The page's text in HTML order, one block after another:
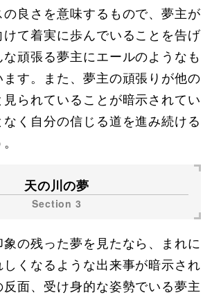
良さを意味するもので、夢主が
て着実に歩んでいることを告げ
頑張る夢主にエールのようなも
す。また、夢主の頑張りが他の
られていることが暗示されてい
なく自分の信じる道を進み続ける
天の川の夢
の残った夢を見たなら、まれに
しくなるような出来事が暗示され
面、受け身的な姿勢でいる夢主